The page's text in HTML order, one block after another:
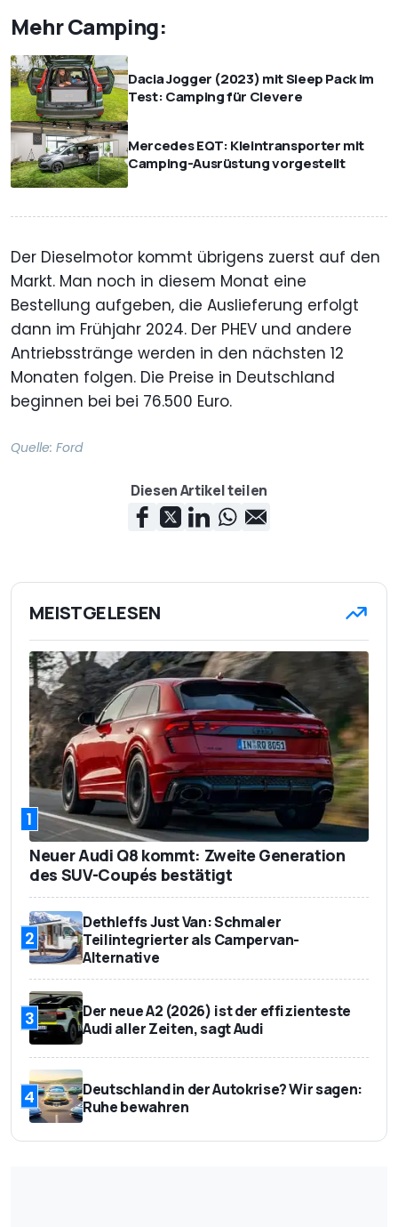
Mehr Camping:
Dacia Jogger (2023) mit Sleep Pack im
Test: Camping für Clevere
Mercedes EQT: Kleintransporter mit
Camping-Ausrüstung vorgestellt
Der Dieselmotor kommt übrigens zuerst auf den
Markt. Man noch in diesem Monat eine
Bestellung aufgeben, die Auslieferung erfolgt
dann im Frühjahr 2024. Der PHEV und andere
Antriebsstränge werden in den nächsten 12
Monaten folgen. Die Preise in Deutschland
beginnen bei bei 76.500 Euro.
Quelle: Ford
Diesen Artikel teilen
MEISTGELESEN
1
Neuer Audi Q8 kommt: Zweite Generation
des SUV-Coupés bestätigt
2
Dethleffs Just Van: Schmaler
Teilintegrierter als Campervan-
Alternative
3
Der neue A2 (2026) ist der effizienteste
Audi aller Zeiten, sagt Audi
4
Deutschland in der Autokrise? Wir sagen:
Ruhe bewahren